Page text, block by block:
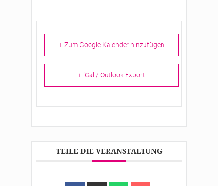
+ Zum Google Kalender hinzufügen
+ iCal / Outlook Export
TEILE DIE VERANSTALTUNG